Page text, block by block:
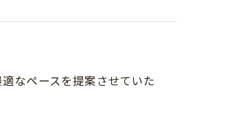
なペースを提案させていた